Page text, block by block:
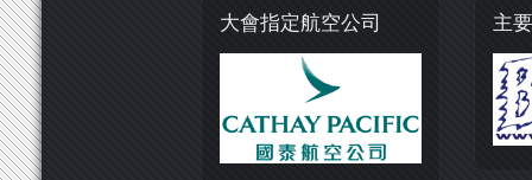
大會指定航空公司 主